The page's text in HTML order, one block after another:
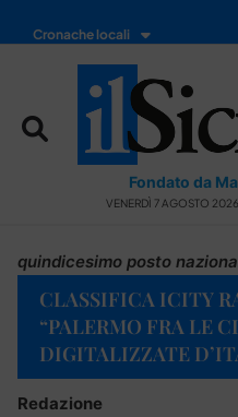
Cronache locali
Fondato da
VENERDÌ 7 AGOSTO
quindicesimo posto
CLAS­SI­FI­CA ICI­TY
“PALERMO FRA LE
DIGITALIZZATE
Redazione